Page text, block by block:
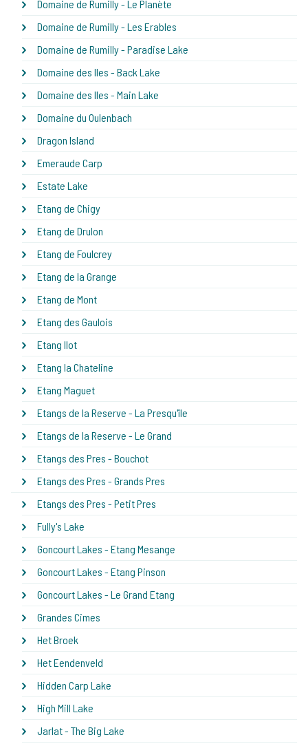
Domaine de Rumilly - Le Planète
Domaine de Rumilly - Les Erables
Domaine de Rumilly - Paradise Lake
Domaine des Iles - Back Lake
Domaine des Iles - Main Lake
Domaine du Oulenbach
Dragon Island
Emeraude Carp
Estate Lake
Etang de Chigy
Etang de Drulon
Etang de Foulcrey
Etang de la Grange
Etang de Mont
Etang des Gaulois
Etang Ilot
Etang la Chateline
Etang Maguet
Etangs de la Reserve - La Presqu'île
Etangs de la Reserve - Le Grand
Etangs des Pres - Bouchot
Etangs des Pres - Grands Pres
Etangs des Pres - Petit Pres
Fully's Lake
Goncourt Lakes - Etang Mesange
Goncourt Lakes - Etang Pinson
Goncourt Lakes - Le Grand Etang
Grandes Cimes
Het Broek
Het Eendenveld
Hidden Carp Lake
High Mill Lake
Jarlat - The Big Lake